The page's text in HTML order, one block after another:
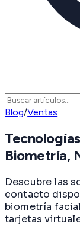
Blog/Ventas
Biometría,
Descubre las
contacto
biometría
tarjetas